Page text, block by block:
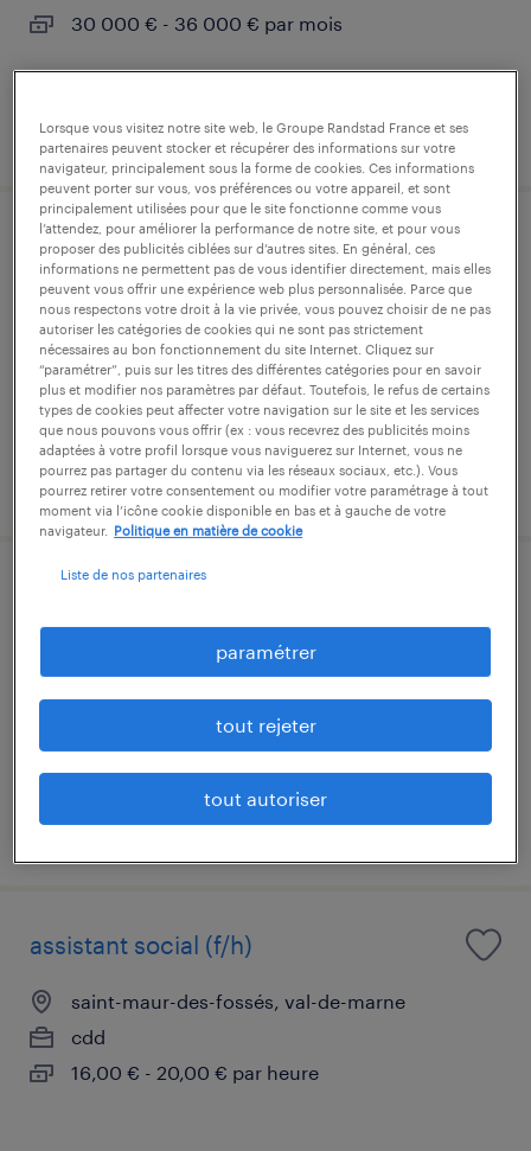
30 000 € - 36 000 € par mois
publié le 11 mars 2026
conducteur poids lourds (f/h)
boissy-saint-léger, val-de-marne
intérim
14,00 € - 15,00 € par heure
publié le 2 février 2026
vitry-sur-seine, val-de-marne
110 000 € - 130 000 € par année
assistant social (f/h)
saint-maur-des-fossés, val-de-marne
cdd
16,00 € - 20,00 € par heure
Lorsque vous visitez notre site web, le Groupe Randstad France et ses
partenaires peuvent stocker et récupérer des informations sur votre
navigateur, principalement sous la forme de cookies. Ces informations
peuvent porter sur vous, vos préférences ou votre appareil, et sont
principalement utilisées pour que le site fonctionne comme vous
l’attendez, pour améliorer la performance de notre site, et pour vous
proposer des publicités ciblées sur d’autres sites. En général, ces
informations ne permettent pas de vous identifier directement, mais elles
peuvent vous offrir une expérience web plus personnalisée. Parce que
nous respectons votre droit à la vie privée, vous pouvez choisir de ne pas
autoriser les catégories de cookies qui ne sont pas strictement
nécessaires au bon fonctionnement du site Internet. Cliquez sur
“paramétrer”, puis sur les titres des différentes catégories pour en savoir
plus et modifier nos paramètres par défaut. Toutefois, le refus de certains
types de cookies peut affecter votre navigation sur le site et les services
que nous pouvons vous offrir (ex : vous recevrez des publicités moins
adaptées à votre profil lorsque vous naviguerez sur Internet, vous ne
pourrez pas partager du contenu via les réseaux sociaux, etc.). Vous
pourrez retirer votre consentement ou modifier votre paramétrage à tout
moment via l’icône cookie disponible en bas et à gauche de votre
navigateur.
Politique en matière de cookie
Liste de nos partenaires
paramétrer
tout rejeter
tout autoriser